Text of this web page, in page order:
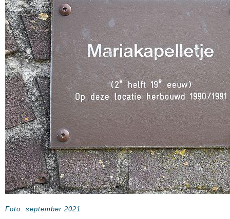
Foto: september 2021